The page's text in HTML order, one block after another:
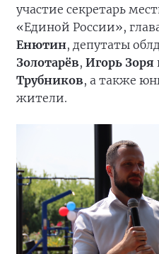
участие секретарь
«Единой России»,
Енютин, депутаты
Золотарёв, Игорь Зоря
Трубников, а также
жители.